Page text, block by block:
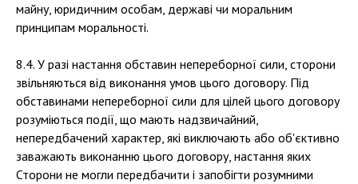
майну, юридичним особам, державі чи моральним
принципам моральності.
8.4. У разі настання обставин непереборної сили, сторони
звільняються від виконання умов цього договору. Під
обставинами непереборної сили для цілей цього договору
розуміються події, що мають надзвичайний,
непередбачений характер, які виключають або об'єктивно
заважають виконанню цього договору, настання яких
Сторони не могли передбачити і запобігти розумними